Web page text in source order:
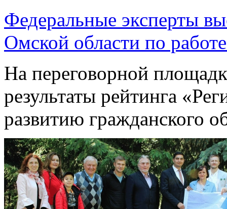
Федеральные эксперты
Омской области по
На переговорной
результаты рейтинга
развитию гражданского